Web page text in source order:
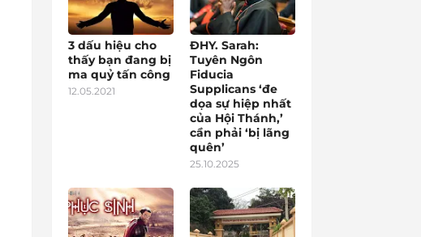
3 dấu hiệu cho
thấy bạn đang bị
ma quỷ tấn công
12.05.2021
ĐHY. Sarah:
Tuyên Ngôn
Fiducia
Supplicans ‘đe
dọa sự hiệp nhất
của Hội Thánh,’
cần phải ‘bị lãng
quên’
25.10.2025